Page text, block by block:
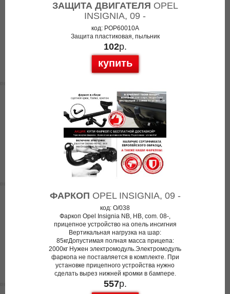
ЗАЩИТА ДВИГАТЕЛЯ OPEL
INSIGNIA, 09 -
код: POP60010A
Защита пластиковая, пыльник
102р.
купить
ФАРКОП OPEL INSIGNIA, 09 -
код: O/038
Фаркоп Opel Insignia NB, HB, com. 08-,
прицепное устройство на опель инсигния
Вертикальная нагрузка на шар:
85кгДопустимая полная масса прицепа:
2000кг Нужен электромодуль.Электромодуль
фаркопа не поставляется в комплекте. При
установке прицепного устройства нужно
сделать вырез нижней кромки в бампере.
557р.